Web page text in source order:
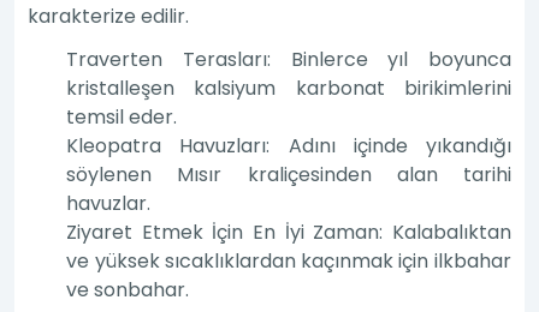
karakterize edilir.
Traverten Terasları: Binlerce yıl boyunca
kristalleşen kalsiyum karbonat birikimlerini
temsil eder.
Kleopatra Havuzları: Adını içinde yıkandığı
söylenen Mısır kraliçesinden alan tarihi
havuzlar.
Ziyaret Etmek İçin En İyi Zaman: Kalabalıktan
ve yüksek sıcaklıklardan kaçınmak için ilkbahar
ve sonbahar.